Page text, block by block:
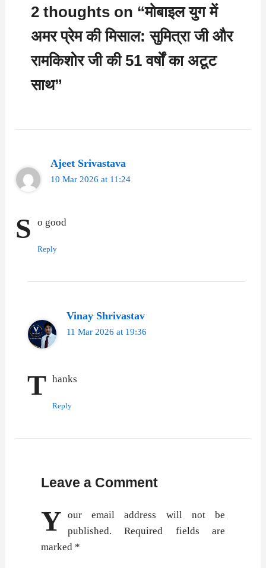
2 thoughts on “मोबाइल युग में
अमर प्रेम की मिसाल: सुमित्रा जी और
रामकिशोर जी की 51 वर्षों का अटूट
साथ”
Ajeet Srivastava
10 Mar 2026 at 11:24
S o good
Reply
Vinay Shrivastav
11 Mar 2026 at 19:36
T hanks
Reply
Leave a Comment
Y our email address will not be
published.
Required fields are
marked *